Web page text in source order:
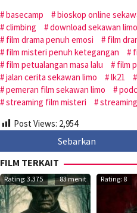
basecamp
bioskop online
climbing
download sekawan
film drama penuh emosi
film
film misteri penuh ketegangan
film petualangan masa lalu
film
jalan cerita sekawan limo
lk21
pemeran film sekawan limo
streaming film misteri
Post Views: 2,954
Sebarkan
FILM TERKAIT
Rating: 3.375 83 menit Rating: 8